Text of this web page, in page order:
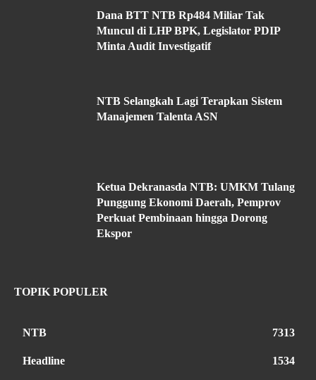
Dana BTT NTB Rp484 Miliar Tak
Muncul di LHP BPK, Legislator PDIP
Minta Audit Investigatif
NTB Selangkah Lagi Terapkan Sistem
Manajemen Talenta ASN
Ketua Dekranasda NTB: UMKM Tulang
Punggung Ekonomi Daerah, Pemprov
Perkuat Pembinaan hingga Dorong
Ekspor
TOPIK POPULER
NTB 7313
Headline 1534